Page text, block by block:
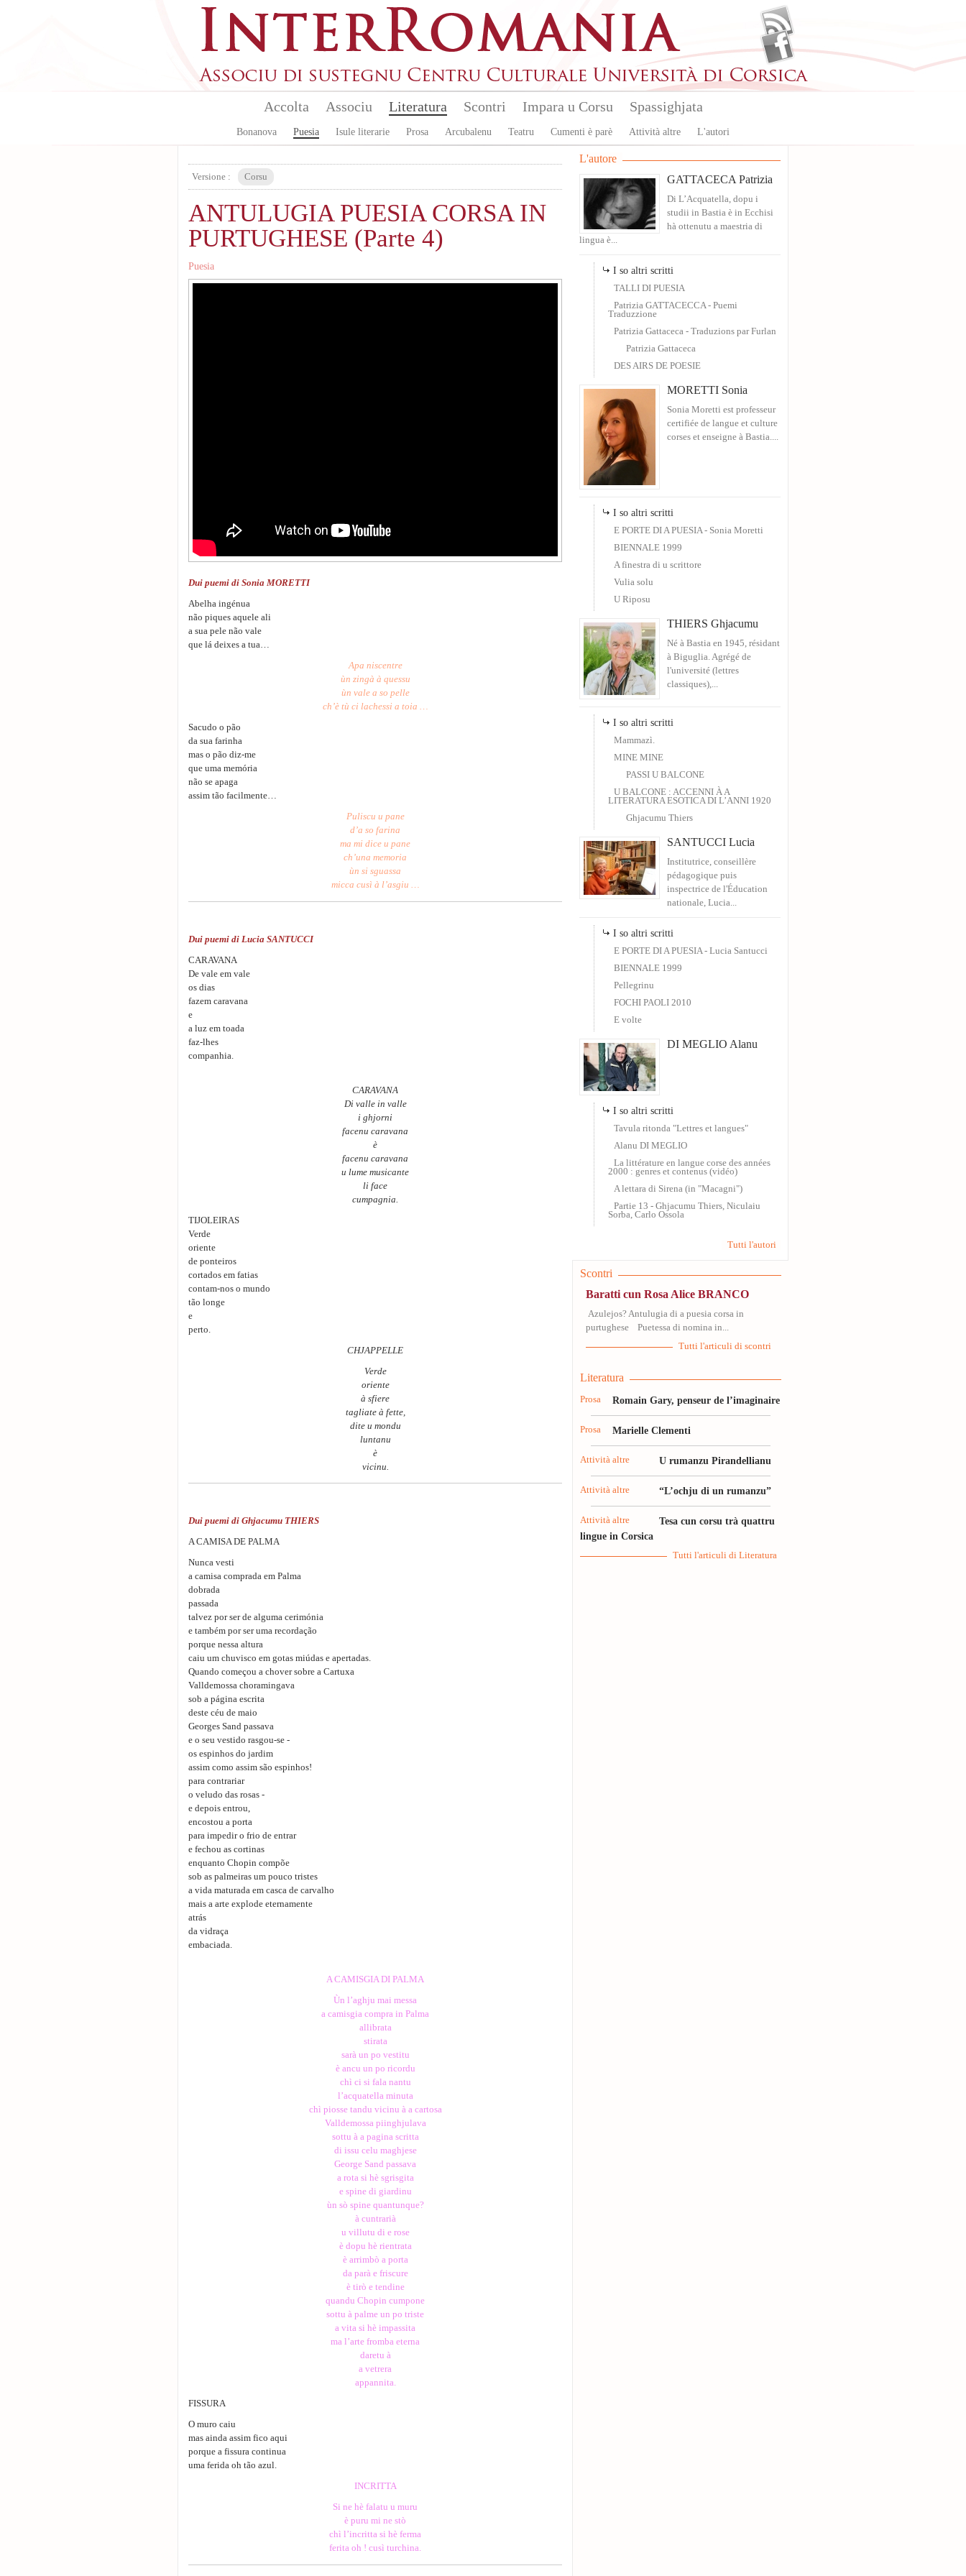
Accolta Associu Literatura
Bonanova Puesia Isule literarie Prosa Arcubalenu Teatru Cumenti è parè Attività altre L'autori
Scontri Impara u Corsu Spassighjata
Versione : Corsu
ANTULUGIA PUESIA CORSA IN
PURTUGHESE (Parte 4)
Puesia
Dui puemi di Sonia MORETTI
Abelha ingénua
não piques aquele ali
a sua pele não vale
que lá deixes a tua…
Apa niscentre
ùn zingà à quessu
ùn vale a so pelle
ch’è tù ci lachessi a toia …
Sacudo o pão
da sua farinha
mas o pão diz-me
que uma memória
não se apaga
assim tão facilmente…
Puliscu u pane
d’a so farina
ma mi dice u pane
ch’una memoria
ùn si sguassa
micca cusì à l’asgiu …
Dui puemi di Lucia SANTUCCI
CARAVANA
De vale em vale
os dias
fazem caravana
e
a luz em toada
faz-lhes
companhia.
CARAVANA
Di valle in valle
i ghjorni
facenu caravana
è
facenu caravana
u lume musicante
li face
cumpagnia.
TIJOLEIRAS
Verde
oriente
de ponteiros
cortados em fatias
contam-nos o mundo
tão longe
e
perto.
CHJAPPELLE
Verde
oriente
à sfiere
tagliate à fette,
dite u mondu
luntanu
è
vicinu.
Dui puemi di Ghjacumu THIERS
A CAMISA DE PALMA
Nunca vesti
a camisa comprada em Palma
dobrada
passada
talvez por ser de alguma cerimónia
e também por ser uma recordação
porque nessa altura
caiu um chuvisco em gotas miúdas e apertadas.
Quando começou a chover sobre a Cartuxa
Valldemossa choramingava
sob a página escrita
deste céu de maio
Georges Sand passava
e o seu vestido rasgou-se -
os espinhos do jardim
assim como assim são espinhos!
para contrariar
o veludo das rosas -
e depois entrou,
encostou a porta
para impedir o frio de entrar
e fechou as cortinas
enquanto Chopin compõe
sob as palmeiras um pouco tristes
a vida maturada em casca de carvalho
mais a arte explode eternamente
atrás
da vidraça
embaciada.
A CAMISGIA DI PALMA
Ùn l’aghju mai messa
a camisgia compra in Palma
allibrata
stirata
sarà un po vestitu
è ancu un po ricordu
chì ci si fala nantu
l’acquatella minuta
chì piosse tandu vicinu à a cartosa
Valldemossa piinghjulava
sottu à a pagina scritta
di issu celu maghjese
George Sand passava
a rota si hè sgrisgita
e spine di giardinu
ùn sò spine quantunque?
à cuntrarià
u villutu di e rose
è dopu hè rientrata
è arrimbò a porta
da parà e friscure
è tirò e tendine
quandu Chopin cumpone
sottu à palme un po triste
a vita si hè impassita
ma l’arte fromba eterna
daretu à
a vetrera
appannita.
FISSURA
O muro caiu
mas ainda assim fico aqui
porque a fissura continua
uma ferida oh tão azul.
INCRITTA
Si ne hè falatu u muru
è puru mi ne stò
chì l’incritta si hè ferma
ferita oh ! cusì turchina.
L'autore
GATTACECA Patrizia
Di L’Acquatella, dopu i
studii in Bastia è in Ecchisi
hà ottenutu a maestria di
lingua è...
I so altri scritti
TALLI DI PUESIA
Patrizia GATTACECCA - Puemi
Traduzzione
Patrizia Gattaceca - Traduzions par Furlan
Patrizia Gattaceca
DES AIRS DE POESIE
MORETTI Sonia
Sonia Moretti est professeur
certifiée de langue et culture
corses et enseigne à Bastia....
I so altri scritti
E PORTE DI A PUESIA - Sonia Moretti
BIENNALE 1999
A finestra di u scrittore
Vulia solu
U Riposu
THIERS Ghjacumu
Né à Bastia en 1945, résidant
à Biguglia. Agrégé de
l'université (lettres
classiques),...
I so altri scritti
Mammazì.
MINE MINE
PASSI U BALCONE
U BALCONE : ACCENNI À A
LITERATURA ESOTICA DI L’ANNI 1920
Ghjacumu Thiers
SANTUCCI Lucia
Institutrice, conseillère
pédagogique puis
inspectrice de l'Éducation
nationale, Lucia...
I so altri scritti
E PORTE DI A PUESIA - Lucia Santucci
BIENNALE 1999
Pellegrinu
FOCHI PAOLI 2010
E volte
DI MEGLIO Alanu
I so altri scritti
Tavula ritonda "Lettres et langues"
Alanu DI MEGLIO
La littérature en langue corse des années
2000 : genres et contenus (vidéo)
A lettara di Sirena (in "Macagni")
Partie 13 - Ghjacumu Thiers, Niculaiu
Sorba, Carlo Ossola
Tutti l'autori
Scontri
Baratti cun Rosa Alice BRANCO
Azulejos? Antulugia di a puesia corsa in
purtughese Puetessa di nomina in...
Tutti l'articuli di scontri
Literatura
Prosa Romain Gary, penseur de l’imaginaire
Prosa Marielle Clementi
Attività altre U rumanzu Pirandellianu
Attività altre “L’ochju di un rumanzu”
Attività altre
Tesa cun corsu trà quattru
lingue in Corsica
Tutti l'articuli di Literatura